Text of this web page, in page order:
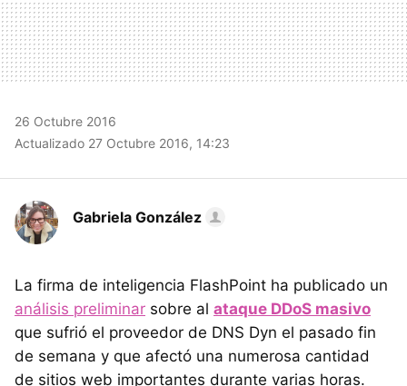
26 Octubre 2016
Actualizado 27 Octubre 2016, 14:23
Gabriela González
La firma de inteligencia FlashPoint ha publicado un
análisis preliminar sobre al ataque DDoS masivo
que sufrió el proveedor de DNS Dyn el pasado fin
de semana y que afectó una numerosa cantidad
de sitios web importantes durante varias horas.